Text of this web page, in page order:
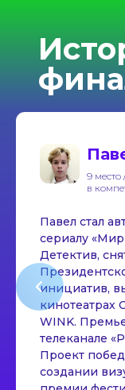
9 место
в
Павел стал
сериалу
Детектив,
инициатив,
кинотеатрах
WINK.
телеканале
Проект
создании